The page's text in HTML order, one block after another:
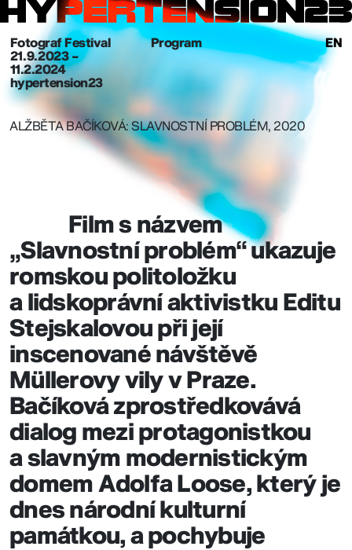
Fotograf Festival
21. 9. 2023 –
11.2.2024
hypertension23
Program EN
ALŽBĚTA BAČÍKOVÁ: SLAVNOSTNÍ PROBLÉM, 2020
Film s názvem
„Slavnostní problém“ ukazuje
romskou politoložku
a lidskoprávní aktivistku Editu
Stejskalovou při její
inscenované návštěvě
Müllerovy vily v Praze.
Bačíková zprostředkovává
dialog mezi protagonistkou
a slavným modernistickým
domem Adolfa Loose, který je
dnes národní kulturní
památkou, a pochybuje